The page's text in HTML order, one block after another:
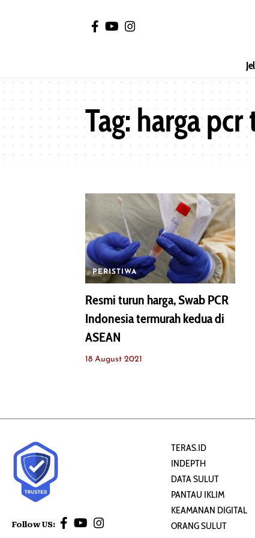
Tag:harga pcr
PERISTIWA
Resmi turun harga, Swab PCR
Indonesia termurah kedua di
ASEAN
18 August 2021
Follow US:
TERAS.ID
INDEPTH
DATA SULUT
PANTAU IKLIM
KEAMANAN DIGITAL
ORANG SULUT